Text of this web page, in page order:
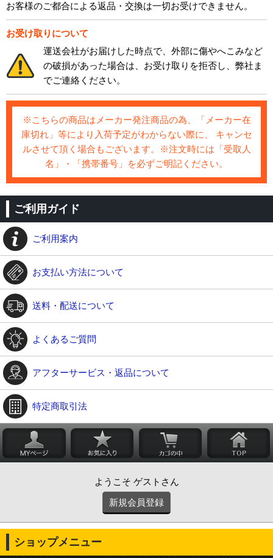
お客様のご都合による返品・交換は一切お受けできません。
お受け取りについて
運送会社がお届けした時点で、外部に傷やへこみなど
の破損があった場合は、お受け取りを拒否し、弊社ま
でご連絡ください。
※こちらの商品はメーカー発注商品の為、「メーカー在
庫切れ」等により入荷予定がわからない際に、 キャンセ
ルさせて頂く場合もございます。※注文時には「受取人
名」・「携帯番号」を必ずご明記ください。
ご利用ガイド
ご利用案内
お支払い方法について
送料・配送について
よくあるご質問
アフターサービス・返品について
特定商取引法
ようこそ ゲストさん
新規会員登録
ショップメニュー